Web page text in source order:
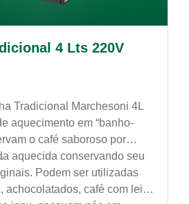
4 Lts 220V
Tradicional Marchesoni 4L
aquecimento em “banho-
o café saboroso por
aquecida conservando seu
Podem ser utilizadas
achocolatados, café com leite